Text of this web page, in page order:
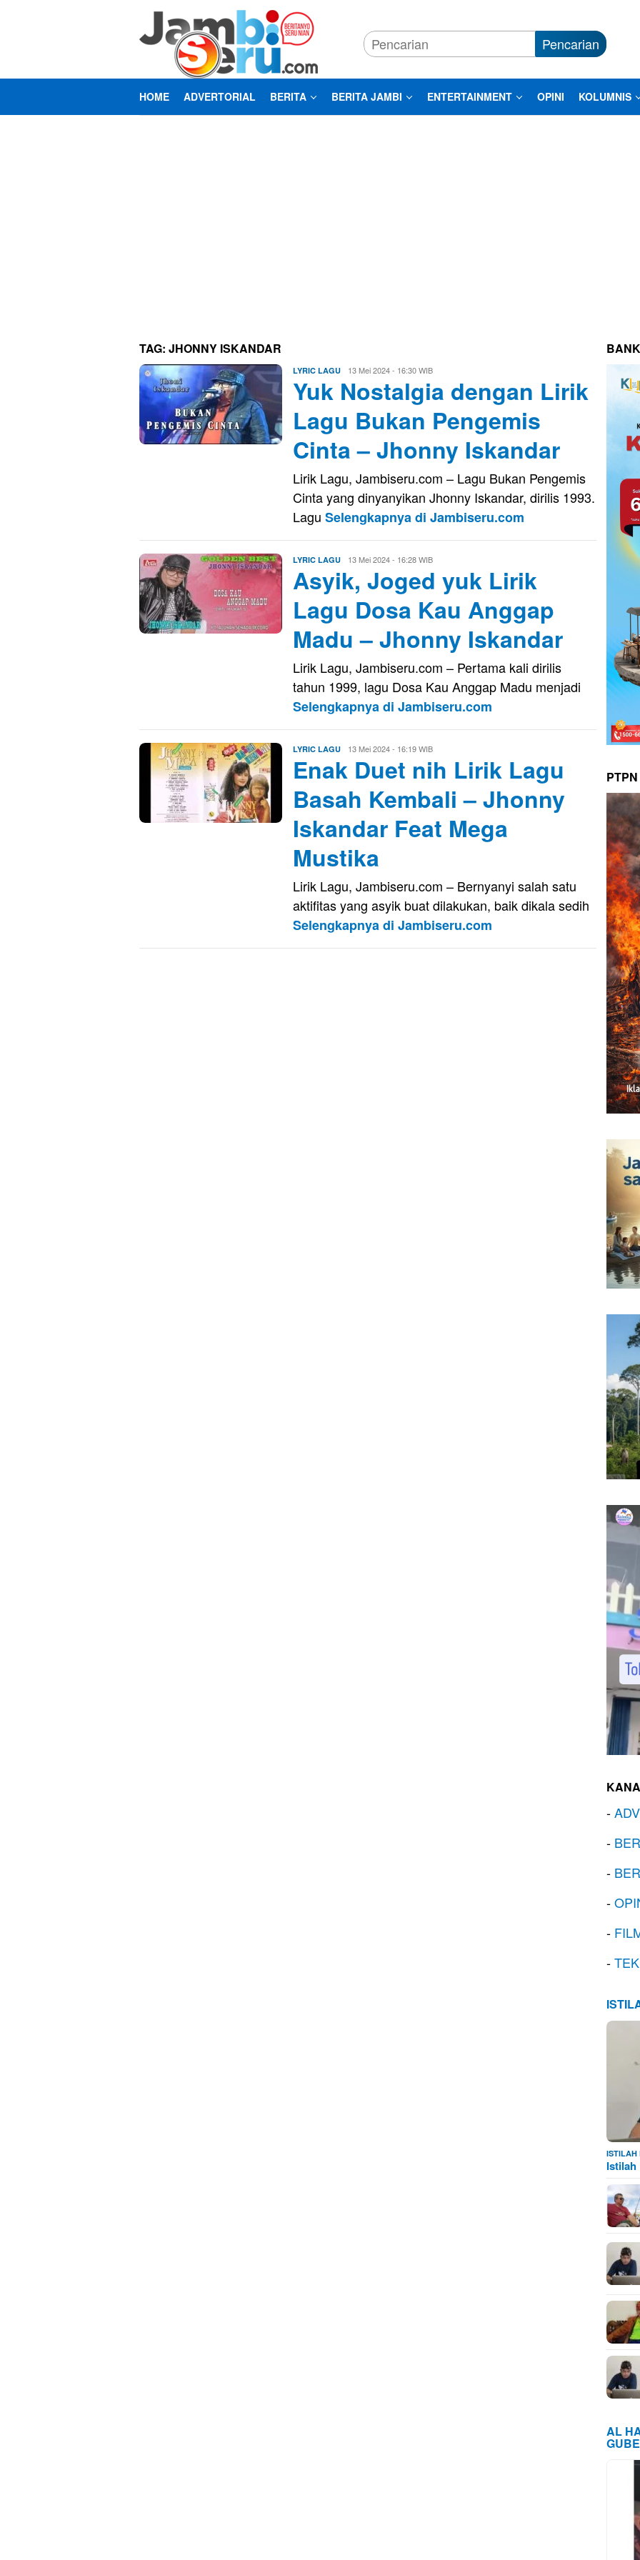
Pencarian
HOME ADVERTORIAL BERITA BERITA JAMBI ENTERTAINMENT OPINI KOLUMNIS
TAG: JHONNY ISKANDAR
LYRIC LAGU Aris
13 Mei 2024 - 16:30 WIB
Yuk Nostalgia dengan Lirik
Lagu Bukan Pengemis
Cinta – Jhonny Iskandar
Lirik Lagu, Jambiseru.com – Lagu Bukan Pengemis
Cinta yang dinyanyikan Jhonny Iskandar, dirilis 1993.
Lagu Selengkapnya di Jambiseru.com
LYRIC LAGU Aris
13 Mei 2024 - 16:28 WIB
Asyik, Joged yuk Lirik
Lagu Dosa Kau Anggap
Madu – Jhonny Iskandar
Lirik Lagu, Jambiseru.com – Pertama kali dirilis
tahun 1999, lagu Dosa Kau Anggap Madu menjadi
Selengkapnya di Jambiseru.com
LYRIC LAGU Aris
13 Mei 2024 - 16:19 WIB
Enak Duet nih Lirik Lagu
Basah Kembali – Jhonny
Iskandar Feat Mega
Mustika
Lirik Lagu, Jambiseru.com – Bernyanyi salah satu
aktifitas yang asyik buat dilakukan, baik dikala sedih
Selengkapnya di Jambiseru.com
-
-
-
-
-
-
ISTILAH
Istilah
AL